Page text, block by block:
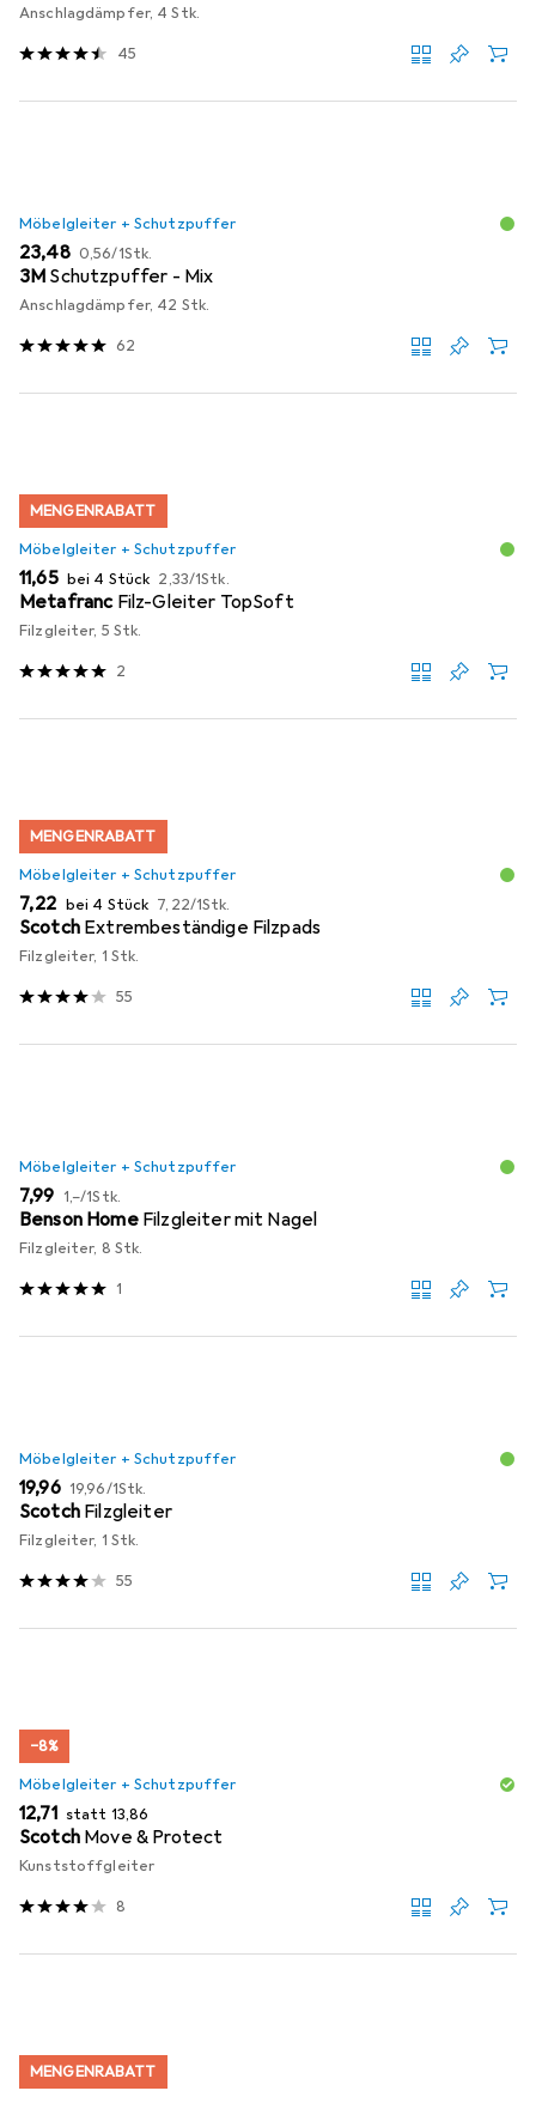
Anschlagdämpfer, 4 Stk.
45
Möbelgleiter + Schutzpuffer
EUR
23,48 EUR
0,56/1Stk.
3M Schutzpuffer - Mix
Anschlagdämpfer, 42 Stk.
62
MENGENRABATT
Möbelgleiter + Schutzpuffer
EUR
11,65 bei 4 Stück EUR
2,33/1Stk.
Metafranc Filz-Gleiter TopSoft
Filzgleiter, 5 Stk.
2
MENGENRABATT
Möbelgleiter + Schutzpuffer
EUR
7,22 bei 4 Stück EUR
7,22/1Stk.
Scotch Extrembeständige Filzpads
Filzgleiter, 1 Stk.
55
Möbelgleiter + Schutzpuffer
EUR
7,99 EUR
1,–/1Stk.
Benson Home Filzgleiter mit Nagel
Filzgleiter, 8 Stk.
1
Möbelgleiter + Schutzpuffer
EUR
19,96 EUR
19,96/1Stk.
Scotch Filzgleiter
Filzgleiter, 1 Stk.
55
−8%
Möbelgleiter + Schutzpuffer
EUR
12,71 statt EUR
13,86
Scotch Move & Protect
Kunststoffgleiter
8
MENGENRABATT